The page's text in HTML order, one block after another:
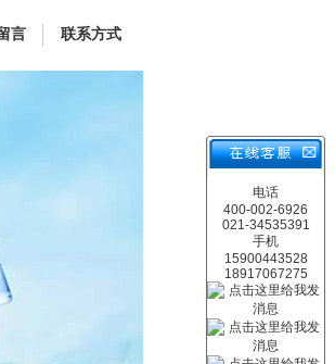
言 联系方式
电话
400-002-6926
021-34535391
手机
15900443528
18917067275